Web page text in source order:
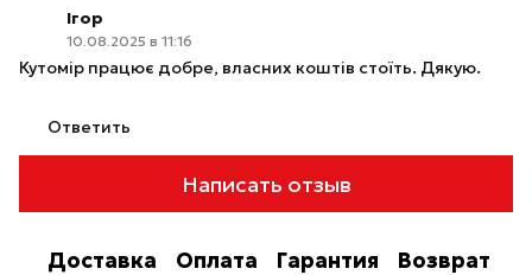
Ігор
10.08.2025 в 11:16
Кутомір працює добре, власних коштів стоїть. Дякую.
Ответить
Написать отзыв
Доставка Оплата Гарантия Возврат